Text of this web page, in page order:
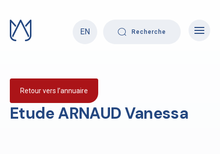
content
EN
Recherche
Etude ARNAUD Vanessa
Retour vers l’annuaire